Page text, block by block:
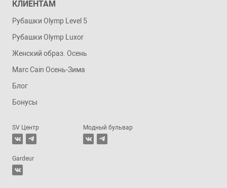
КЛИЕНТАМ
Рубашки Olymp Level 5
Рубашки Olymp Luxor
Женский образ. Осень
Marc Cain Осень-Зима
Блог
Бонусы
SV Центр Модный бульвар
Gardeur